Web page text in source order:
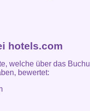
hotels.com
welche über das
bewertet: